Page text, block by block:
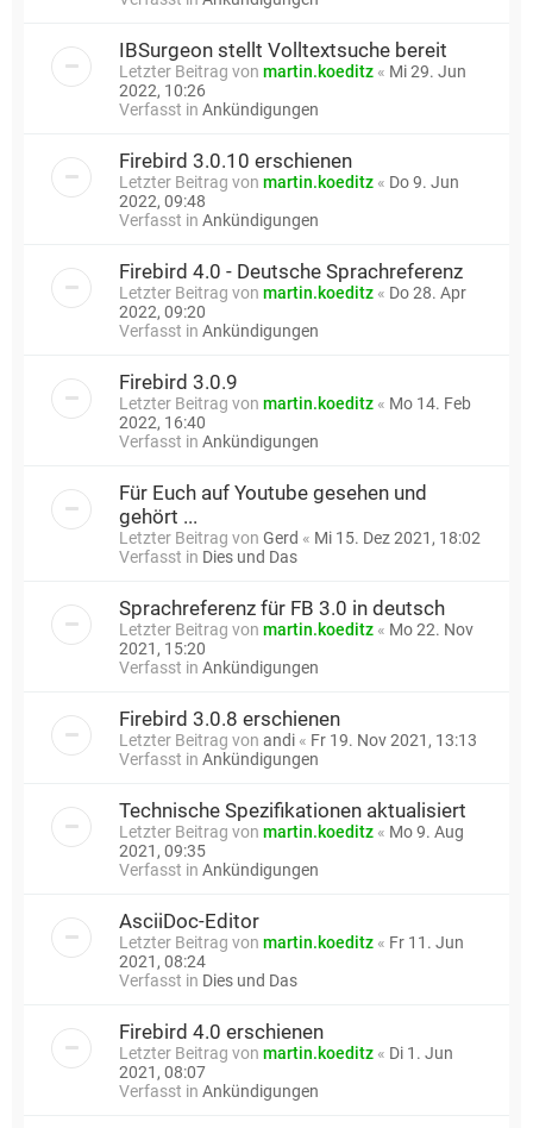
IBSurgeon stellt Volltextsuche bereit
Letzter Beitrag von martin.koeditz « Mi 29. Jun
2022, 10:26
Verfasst in Ankündigungen
Firebird 3.0.10 erschienen
Letzter Beitrag von martin.koeditz « Do 9. Jun
2022, 09:48
Verfasst in Ankündigungen
Firebird 4.0 - Deutsche Sprachreferenz
Letzter Beitrag von martin.koeditz « Do 28. Apr
2022, 09:20
Verfasst in Ankündigungen
Firebird 3.0.9
Letzter Beitrag von martin.koeditz « Mo 14. Feb
2022, 16:40
Verfasst in Ankündigungen
Für Euch auf Youtube gesehen und
gehört ...
Letzter Beitrag von Gerd « Mi 15. Dez 2021, 18:02
Verfasst in Dies und Das
Sprachreferenz für FB 3.0 in deutsch
Letzter Beitrag von martin.koeditz « Mo 22. Nov
2021, 15:20
Verfasst in Ankündigungen
Firebird 3.0.8 erschienen
Letzter Beitrag von andi « Fr 19. Nov 2021, 13:13
Verfasst in Ankündigungen
Technische Spezifikationen aktualisiert
Letzter Beitrag von martin.koeditz « Mo 9. Aug
2021, 09:35
Verfasst in Ankündigungen
AsciiDoc-Editor
Letzter Beitrag von martin.koeditz « Fr 11. Jun
2021, 08:24
Verfasst in Dies und Das
Firebird 4.0 erschienen
Letzter Beitrag von martin.koeditz « Di 1. Jun
2021, 08:07
Verfasst in Ankündigungen